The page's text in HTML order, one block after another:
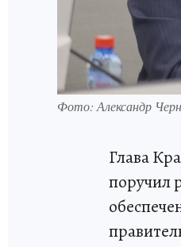
Фото: Александр
Глава
поручил